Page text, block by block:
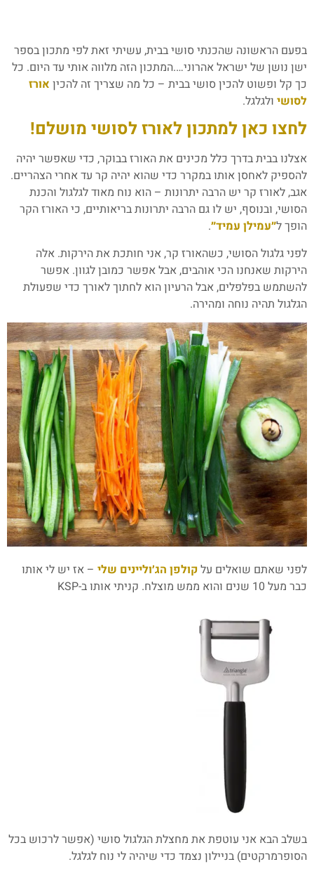
בפעם הראשונה שהכנתי סושי בבית, עשיתי זאת לפי מתכון בספר
ישן נושן של ישראל אהרוני….המתכון הזה מלווה אותי עד היום. כל
כך קל ופשוט להכין סושי בבית – כל מה שצריך זה להכין אורז
לסושי ולגלגל.
לחצו כאן למתכון לאורז לסושי מושלם!
אצלנו בבית בדרך כלל מכינים את האורז בבוקר, כדי שאפשר יהיה
להספיק לאחסן אותו במקרר כדי שהוא יהיה קר עד אחרי הצהריים.
אגב, לאורז קר יש הרבה יתרונות – הוא נוח מאוד לגלגול והכנת
הסושי, ובנוסף, יש לו גם הרבה יתרונות בריאותיים, כי האורז הקר
הופך ל״עמילן עמיד״.
לפני גלגול הסושי, כשהאורז קר, אני חותכת את הירקות. אלה
הירקות שאנחנו הכי אוהבים, אבל אפשר כמובן לגוון. אפשר
להשתמש בפלפלים, אבל הרעיון הוא לחתוך לאורך כדי שפעולת
הגלגול תהיה נוחה ומהירה.
לפני שאתם שואלים עלקולפן הג׳וליינים שלי – אז יש לי אותו
כבר מעל 10 שנים והוא ממש מוצלח. קניתי אותו ב-KSP
בשלב הבא אני עוטפת את מחצלת הגלגול סושי (אפשר לרכוש בכל
הסופרמרקטים) בניילון נצמד כדי שיהיה לי נוח לגלגל.